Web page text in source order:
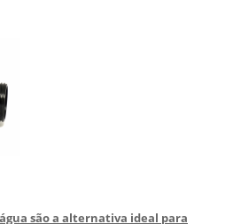
são a alternativa ideal para